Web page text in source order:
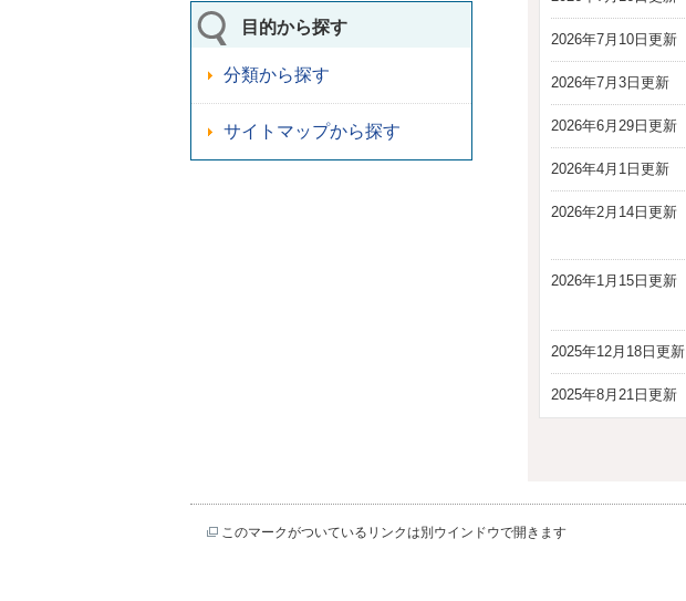
2026年7月10日更新
2026年7月3日更新
2026年6月29日更新
2026年4月1日更新
2026年2月14日更新
2026年1月15日更新
2025年12月18日更新
2025年8月21日更新
目的から探す
分類から探す
サイトマップから探す
このマークがついているリンクは別ウインドウで開きます